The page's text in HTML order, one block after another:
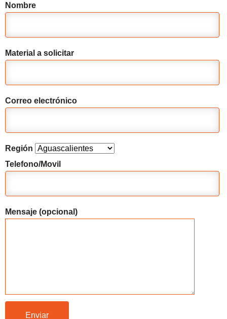
Nombre
Material a solicitar
Correo electrónico
Región
Telefono/Movil
Mensaje (opcional)